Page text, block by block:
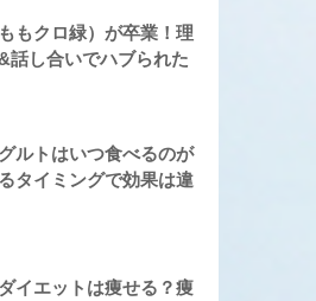
もクロ緑）が卒業！理
話し合いでハブられた
ルトはいつ食べるのが
タイミングで効果は違
イエットは痩せる？痩